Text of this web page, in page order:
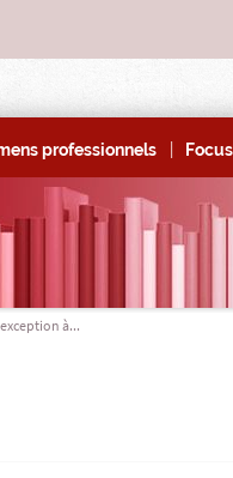
professionnels | Focus
à...